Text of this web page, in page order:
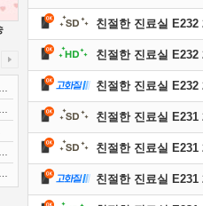
친절한 진료실 E232
친절한 진료실 E232
친절한 진료실 E232
친절한 진료실 E231
친절한 진료실 E231
친절한 진료실 E231